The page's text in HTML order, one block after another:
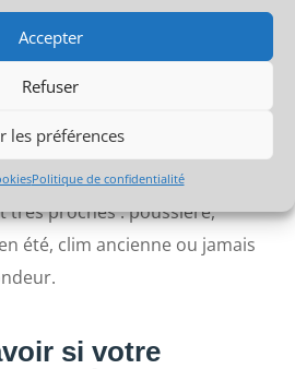
Accepter
Refuser
les préférences
Politique de confidentialité
quand la clim n’a
quand on ne sait pas depuis
n’a pas été fait.
consulter la page dédiée au
à Nîmes, car les
très proches : poussière,
été, clim ancienne ou jamais
si votre